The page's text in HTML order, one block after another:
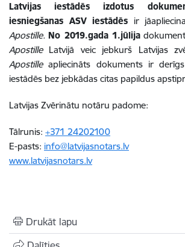
Latvijas iestādēs izdotus
iesniegšanas ASV iestādēs ir
Apostille.No 2019.gada 1.jūlija
ApostilleLatvijā veic jebkurš Latvijas
Apostilleapliecināts dokuments ir derīgs
iestādēs bez jebkādas citas papildus
Latvijas Zvērinātu notāru padome:
Tālrunis: +371 24202100
E-pasts: info@latvijasnotars.lv
www.latvijasnotars.lv
Drukāt lapu